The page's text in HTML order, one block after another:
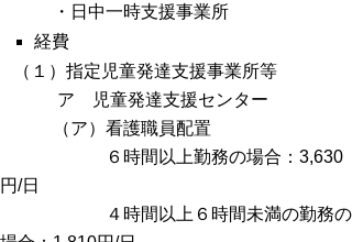
・日中一時支援事業所
経費
（１）指定児童発達支援事業所等
ア 児童発達支援センター
（ア）看護職員配置
６時間以上勤務の場合：3,630
円/日
４時間以上６時間未満の勤務の